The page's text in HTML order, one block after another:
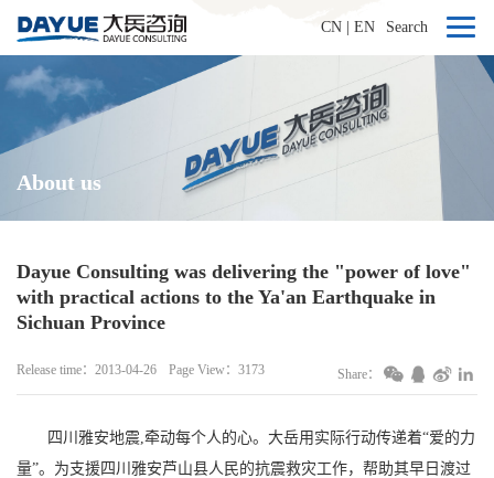
CN EN Search
About us
Dayue Consulting was delivering the "power of love"
with practical actions to the Ya'an Earthquake in
Sichuan Province
Release time：2013-04-26 Page View：3173 Share：
四川雅安地震,牵动每个人的心。大岳用实际行动传递着“爱的力
量”。为支援四川雅安芦山县人民的抗震救灾工作，帮助其早日渡过